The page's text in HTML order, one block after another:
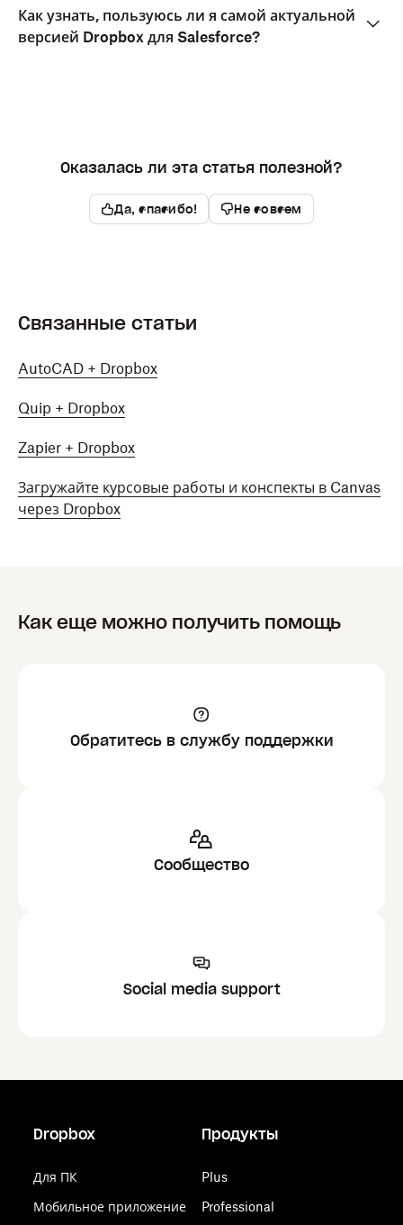
Как узнать, пользуюсь ли я самой актуальной
версией Dropbox для Salesforce?
Оказалась ли эта статья полезной?
Да, спасибо! Не совсем
Связанные статьи
AutoCAD + Dropbox
Quip + Dropbox
Zapier + Dropbox
Загружайте курсовые работы и конспекты в Canvas
через Dropbox
Как еще можно получить помощь
Обратитесь в службу поддержки
Сообщество
Social media support
Dropbox
Для ПК
Мобильное приложение
Продукты
Plus
Professional